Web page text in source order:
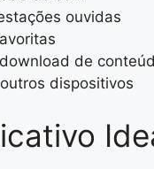
ouvidas
de
dispositivos